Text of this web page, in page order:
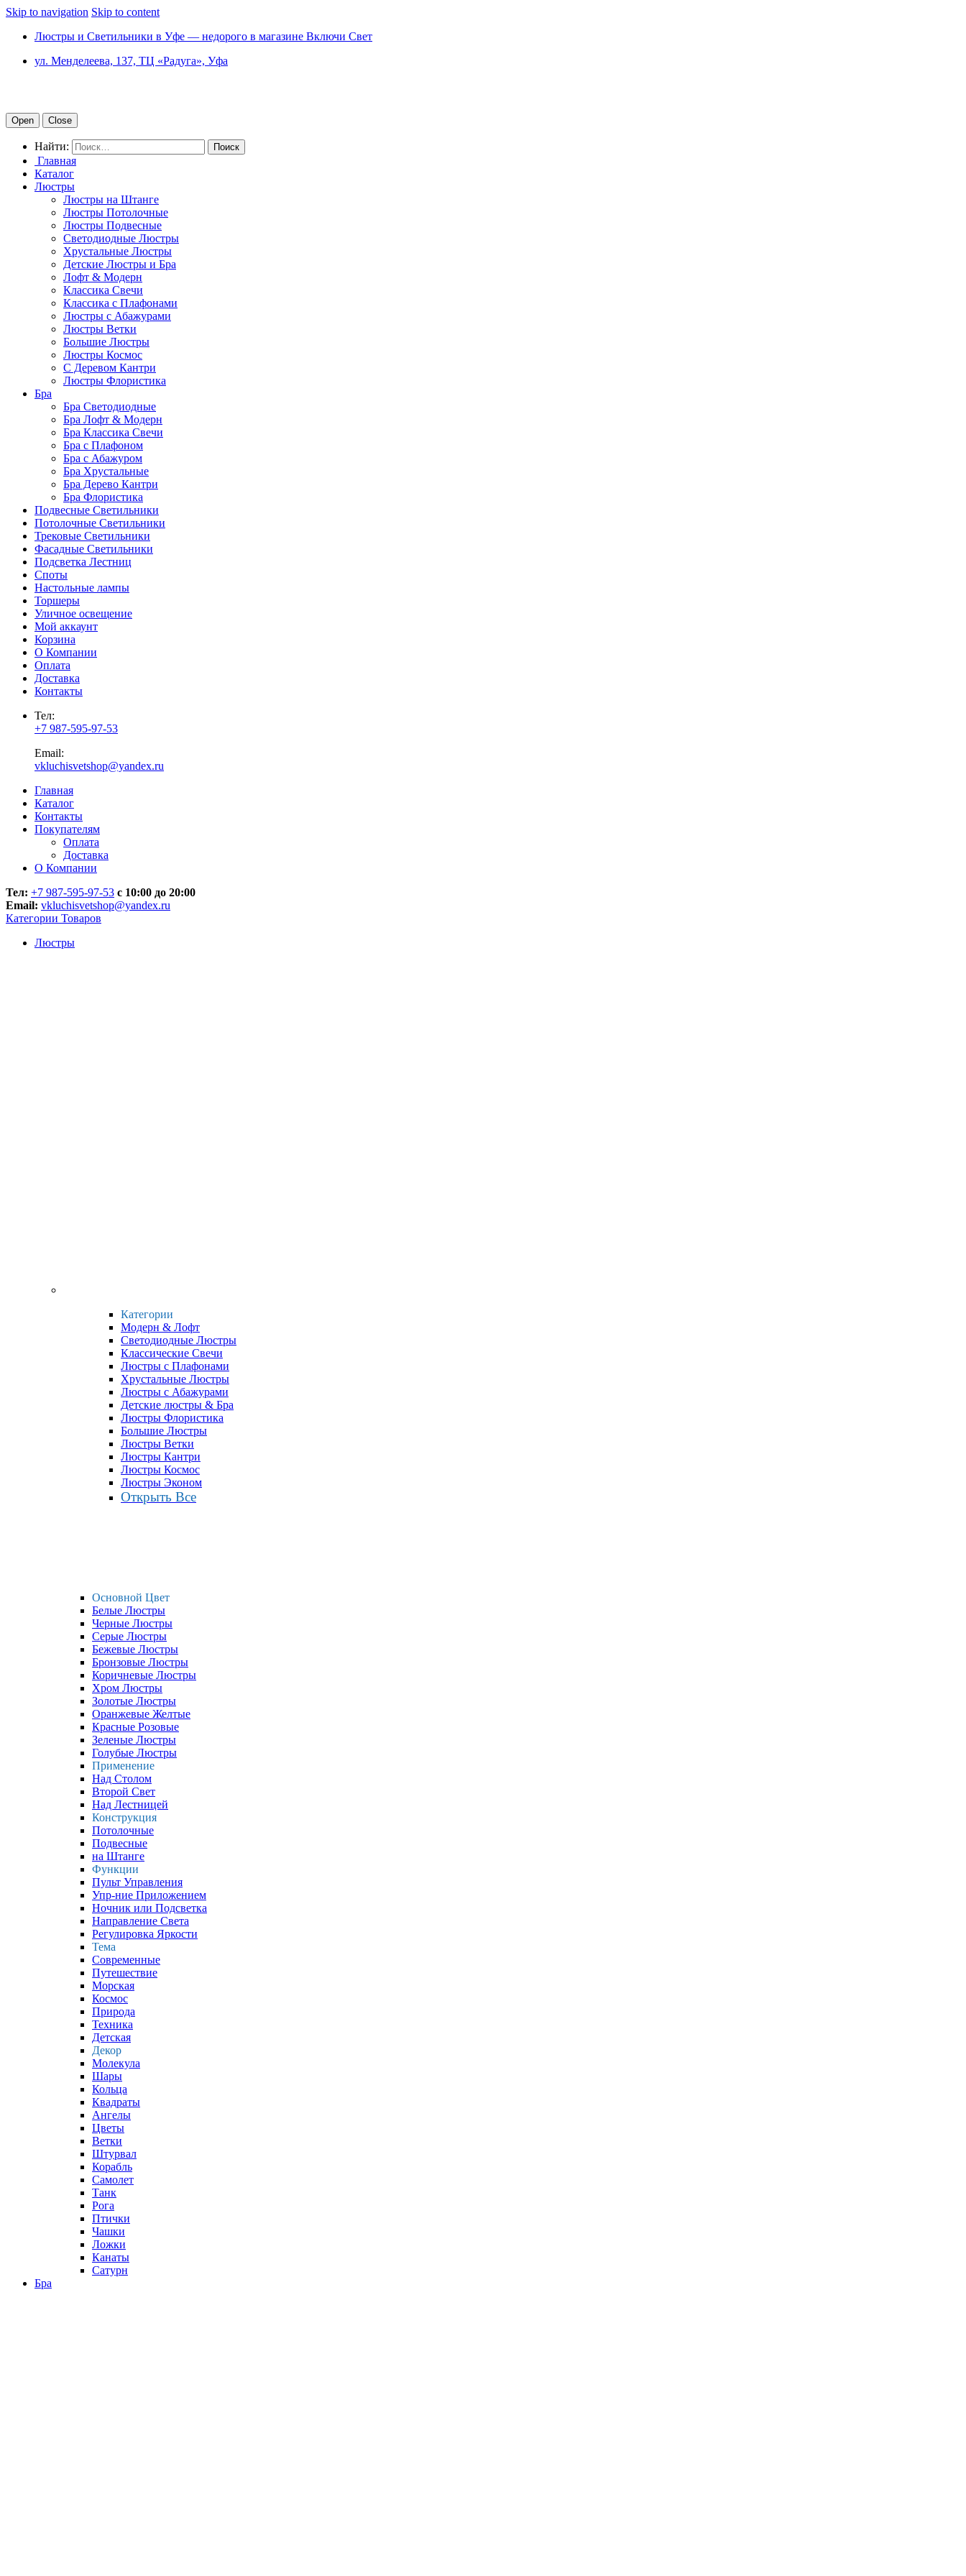
Skip to navigation Skip to content
Люстры и Светильники в Уфе — недорого в магазине Включи Свет
ул. Менделеева, 137, ТЦ «Радуга», Уфа
Open Close
Найти:
Главная
Каталог
Люстры
Люстры на Штанге
Люстры Потолочные
Люстры Подвесные
Светодиодные Люстры
Хрустальные Люстры
Детские Люстры и Бра
Лофт & Модерн
Классика Свечи
Классика с Плафонами
Люстры с Абажурами
Люстры Ветки
Большие Люстры
Люстры Космос
С Деревом Кантри
Люстры Флористика
Бра
Бра Светодиодные
Бра Лофт & Модерн
Бра Классика Свечи
Бра с Плафоном
Бра с Абажуром
Бра Хрустальные
Бра Дерево Кантри
Бра Флористика
Подвесные Светильники
Потолочные Светильники
Трековые Светильники
Фасадные Светильники
Подсветка Лестниц
Споты
Настольные лампы
Торшеры
Уличное освещение
Мой аккаунт
Корзина
О Компании
Оплата
Доставка
Контакты
Тел:
+7 987-595-97-53
Email:
vkluchisvetshop@yandex.ru
Главная
Каталог
Контакты
Покупателям
Оплата
Доставка
О Компании
Тел: +7 987-595-97-53 с 10:00 до 20:00
Email: vkluchisvetshop@yandex.ru
Категории Товаров
Люстры
Категории
Модерн & Лофт
Светодиодные Люстры
Классические Свечи
Люстры с Плафонами
Хрустальные Люстры
Люстры с Абажурами
Детские люстры & Бра
Люстры Флористика
Большие Люстры
Люстры Ветки
Люстры Кантри
Люстры Космос
Люстры Эконом
Открыть Все
Основной Цвет
Белые Люстры
Черные Люстры
Серые Люстры
Бежевые Люстры
Бронзовые Люстры
Коричневые Люстры
Хром Люстры
Золотые Люстры
Оранжевые Желтые
Красные Розовые
Зеленые Люстры
Голубые Люстры
Применение
Над Столом
Второй Свет
Над Лестницей
Конструкция
Потолочные
Подвесные
на Штанге
Функции
Пульт Управления
Упр-ние Приложением
Ночник или Подсветка
Направление Света
Регулировка Яркости
Тема
Современные
Путешествие
Морская
Космос
Природа
Техника
Детская
Декор
Молекула
Шары
Кольца
Квадраты
Ангелы
Цветы
Ветки
Штурвал
Корабль
Самолет
Танк
Рога
Птички
Чашки
Ложки
Канаты
Сатурн
Бра